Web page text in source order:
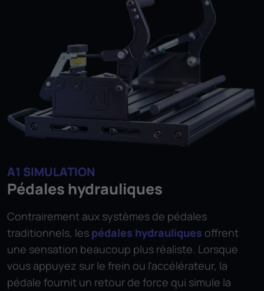
A1 SIMULATION
Pédales hydrauliques
Contrairement aux systèmes de pédales
traditionnels, les pédales hydrauliques offrent
une sensation beaucoup plus réaliste. Lorsque
vous appuyez sur le frein ou l'accélérateur, la
pédale fournit un retour de force qui simule la